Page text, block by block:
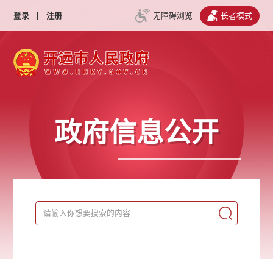
登录 | 注册 无障碍浏览 长者模式
政府信息公开